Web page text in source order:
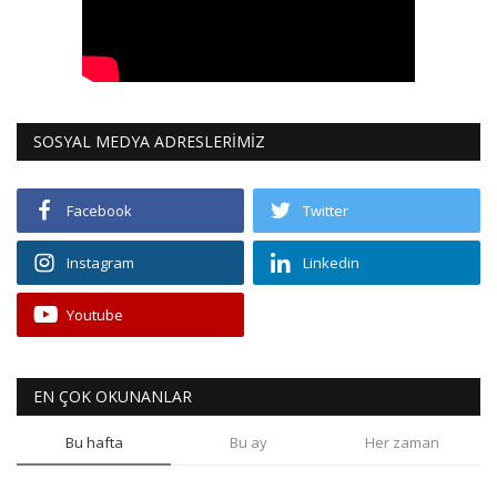
SOSYAL MEDYA ADRESLERİMİZ
Facebook Twitter
Instagram Linkedin
Youtube
EN ÇOK OKUNANLAR
Bu hafta Bu ay Her zaman